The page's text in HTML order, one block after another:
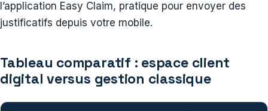
l’application Easy Claim, pratique pour envoyer des
justificatifs depuis votre mobile.
Tableau comparatif : espace client
digital versus gestion classique